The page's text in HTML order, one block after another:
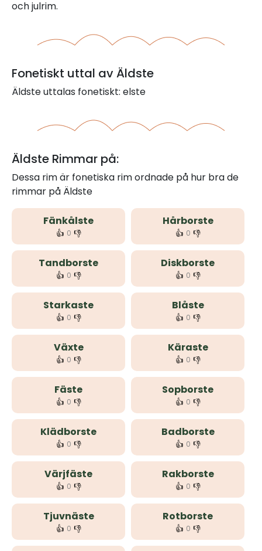
och julrim.
Fonetiskt uttal av Äldste
Äldste uttalas fonetiskt: elste
Äldste Rimmar på:
Dessa rim är fonetiska rim ordnade på hur bra de
rimmar på Äldste
Fänkålste
👍 0 👎
Hårborste
👍 0 👎
Tandborste
👍 0 👎
Diskborste
👍 0 👎
Starkaste
👍 0 👎
Blåste
👍 0 👎
Växte
👍 0 👎
Käraste
👍 0 👎
Fäste
👍 0 👎
Sopborste
👍 0 👎
Klädborste
👍 0 👎
Badborste
👍 0 👎
Värjfäste
👍 0 👎
Rakborste
👍 0 👎
Tjuvnäste
👍 0 👎
Rotborste
👍 0 👎